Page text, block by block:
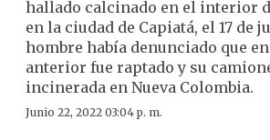
hallado calcinado en el interior
en la ciudad de Capiatá, el 17 de
hombre había denunciado que
anterior fue raptado y su
incinerada en Nueva Colombia.
Junio 22, 2022 03:04 p. m.